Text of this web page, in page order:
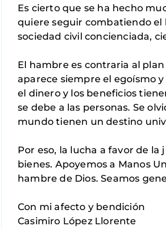
Es cierto que se ha hecho
quiere seguir combatiendo el
sociedad civil concienciada,
El hambre es contraria al
aparece siempre el egoísmo
el dinero y los beneficios
se debe a las personas. Se
mundo tienen un destino
Por eso, la lucha a favor de
bienes. Apoyemos a Manos
hambre de Dios. Seamos
Con mi afecto y bendición
Casimiro López Llorente